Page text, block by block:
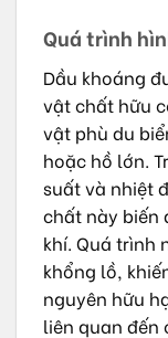
Quá trình
Dầu khoáng
vật chất hữu
vật phù du
hoặc hồ lớn.
suất và nhiệt
chất này biến
khí. Quá trình
khổng lồ,
nguyên hữu
liên quan đến